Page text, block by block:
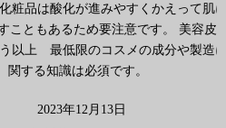
粧品は酸化が進みやすくかえって肌
こともあるため要注意です。 美容皮
以上 最低限のコスメの成分や製造
関する知識は必須です。
2023年12月13日